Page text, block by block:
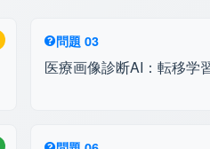
問題 03
医療画像診断AI：転移学